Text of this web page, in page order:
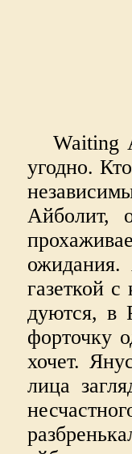
Waiting
угодно.
Айболит,
ожидания.
газеткой
дуются, в
форточку
хочет.
лица